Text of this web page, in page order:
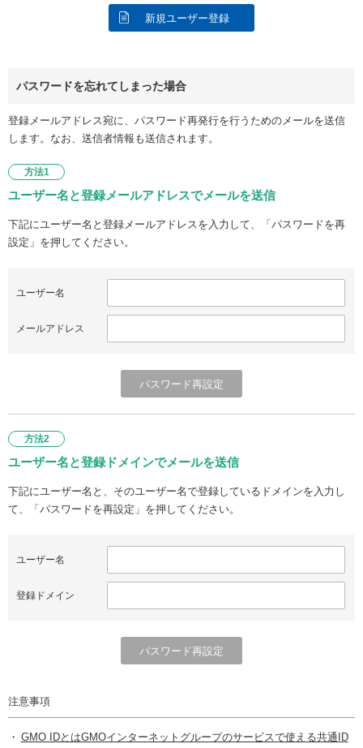
新規ユーザー登録
パスワードを忘れてしまった場合
登録メールアドレス宛に、パスワード再発行を行うためのメールを送信
します。なお、送信者情報も送信されます。
方法1
ユーザー名と登録メールアドレスでメールを送信
下記にユーザー名と登録メールアドレスを入力して、「パスワードを再
設定」を押してください。
ユーザー名
メールアドレス
方法2
ユーザー名と登録ドメインでメールを送信
下記にユーザー名と、そのユーザー名で登録しているドメインを入力し
て、「パスワードを再設定」を押してください。
ユーザー名
登録ドメイン
注意事項
GMO IDとはGMOインターネットグループのサービスで使える共通ID